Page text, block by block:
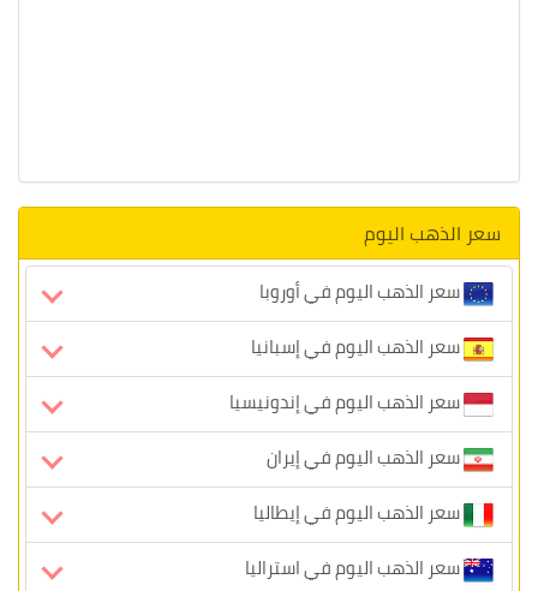
سعر الذهب اليوم
سعر الذهب اليوم في أوروبا
سعر الذهب اليوم في إسبانيا
سعر الذهب اليوم في إندونيسيا
سعر الذهب اليوم في إيران
سعر الذهب اليوم في إيطاليا
سعر الذهب اليوم في استراليا